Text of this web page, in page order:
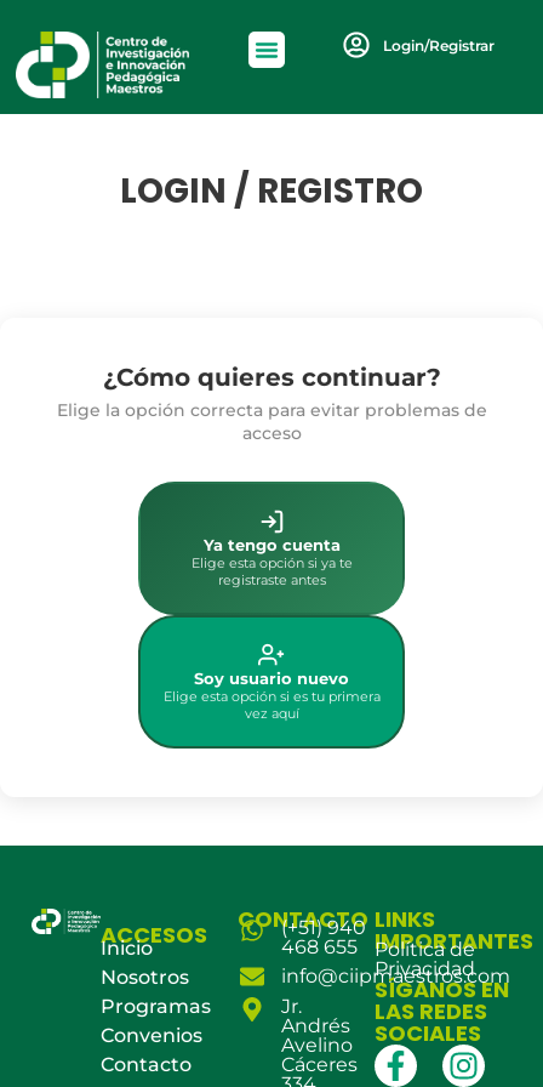
Login/Registrar
LOGIN / REGISTRO
¿Cómo quieres continuar?
Elige la opción correcta para evitar problemas de
acceso
Ya tengo cuenta
Elige esta opción si ya te
registraste antes
Soy usuario nuevo
Elige esta opción si es tu primera
vez aquí
ACCESOS
Inicio
Nosotros
Programas
Convenios
Contacto
CONTACTO
(+51) 940
468 655
info@ciipmaestros.com
Jr.
Andrés
Avelino
Cáceres
LINKS
IMPORTANTES
Política de
Privacidad
SÍGANOS EN
LAS REDES
SOCIALES